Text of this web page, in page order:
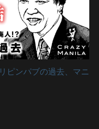
ピンパブの過去、マニ